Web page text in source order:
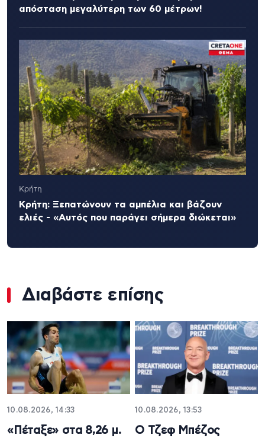
απόσταση μεγαλύτερη των 60 μέτρων!
Κρήτη
Κρήτη: Ξεπατώνουν τα αμπέλια και βάζουν
ελιές - «Αυτός που παράγει σήμερα διώκεται»
Διαβάστε επίσης
10.08.2026, 14:33
«Πέταξε» στα 8,26 μ.
10.08.2026, 13:53
Ο Τζεφ Μπέζος